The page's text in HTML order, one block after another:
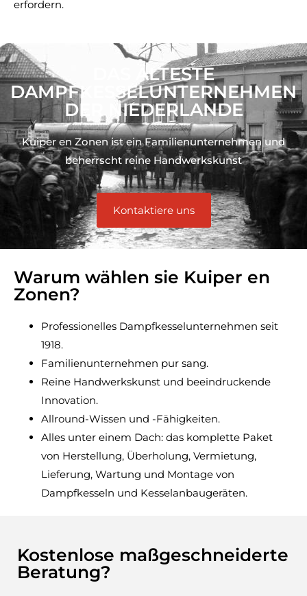
erfordern.
DAS ÄLTESTE
DAMPFKESSELUNTERNEHMEN
DER NIEDERLANDE
Kuiper en Zonen ist ein Familienunternehmen und
beherrscht reine Handwerkskunst
Kontaktiere uns
Warum wählen sie Kuiper en
Zonen?
Professionelles Dampfkesselunternehmen seit
1918.
Familienunternehmen pur sang.
Reine Handwerkskunst und beeindruckende
Innovation.
Allround-Wissen und -Fähigkeiten.
Alles unter einem Dach: das komplette Paket
von Herstellung, Überholung, Vermietung,
Lieferung, Wartung und Montage von
Dampfkesseln und Kesselanbaugeräten.
Kostenlose maßgeschneiderte
Beratung?